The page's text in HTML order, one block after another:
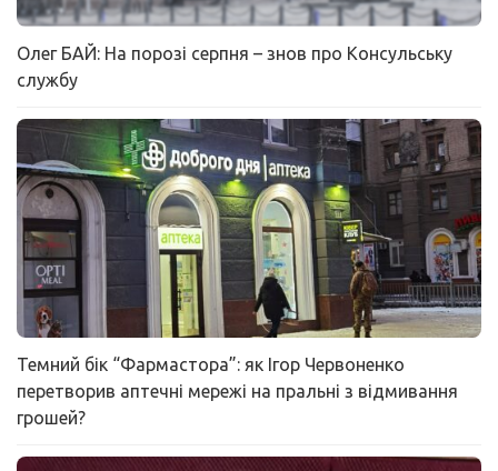
Олег БАЙ: На порозі серпня – знов про Консульську
службу
Темний бік “Фармастора”: як Ігор Червоненко
перетворив аптечні мережі на пральні з відмивання
грошей?